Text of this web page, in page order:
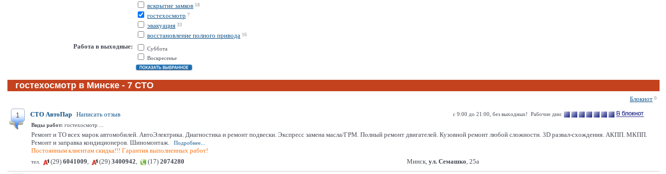
вскрытие замков 18
гостехосмотр 7
эвакуация 33
восстановление полного привода 16
Работа в выходные:
Суббота
Воскресенье
гостехосмотр в Минске - 7 СТО
Блокнот 0
1 СТО АвтоПар Написать отзыв
с 9:00 до 21:00, без выходных! Рабочие дни:
Виды работ: гостехосмотр ...
Ремонт и ТО всех марок автомобилей. АвтоЭлектрика. Диагностика и ремонт подвески. Экспресс замена масла/ГРМ. Полный ремонт двигателей. Кузовной ремонт любой сложности. 3D развал-схождения. АКПП. МКПП.
Ремонт и заправка кондиционеров. Шиномонтаж.
Подробнее...
Постоянным клиентам скидка!!! Гарантия выполненных работ!
тел. (29) 6041009, (29) 3400942, (17) 2074280 Минск, ул. Семашко, 25а